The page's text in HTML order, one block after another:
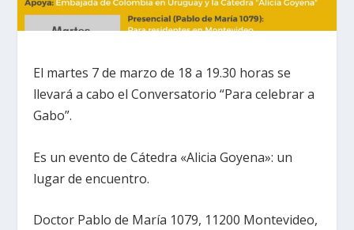
El martes 7 de marzo de 18 a 19.30 horas se
llevará a cabo el Conversatorio “Para celebrar a
Gabo”.
Es un evento de Cátedra «Alicia Goyena»: un
lugar de encuentro.
Doctor Pablo de María 1079, 11200 Montevideo,